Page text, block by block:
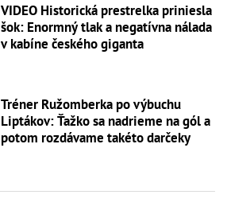
VIDEO Historická prestrelka priniesla
šok: Enormný tlak a negatívna nálada
v kabíne českého giganta
Tréner Ružomberka po výbuchu
Liptákov: Ťažko sa nadrieme na gól a
potom rozdávame takéto darčeky